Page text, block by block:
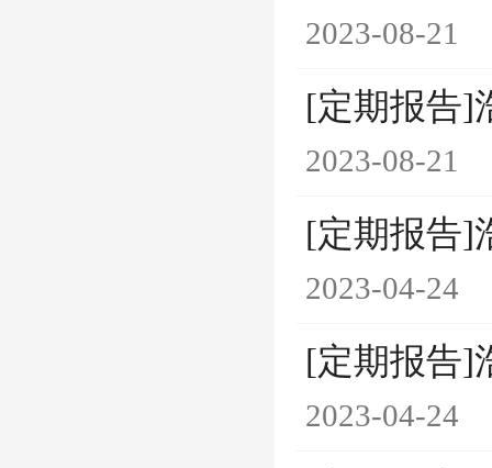
2023-08-21
[定期报告]
2023-08-21
[定期报告]
2023-04-24
[定期报告]
2023-04-24